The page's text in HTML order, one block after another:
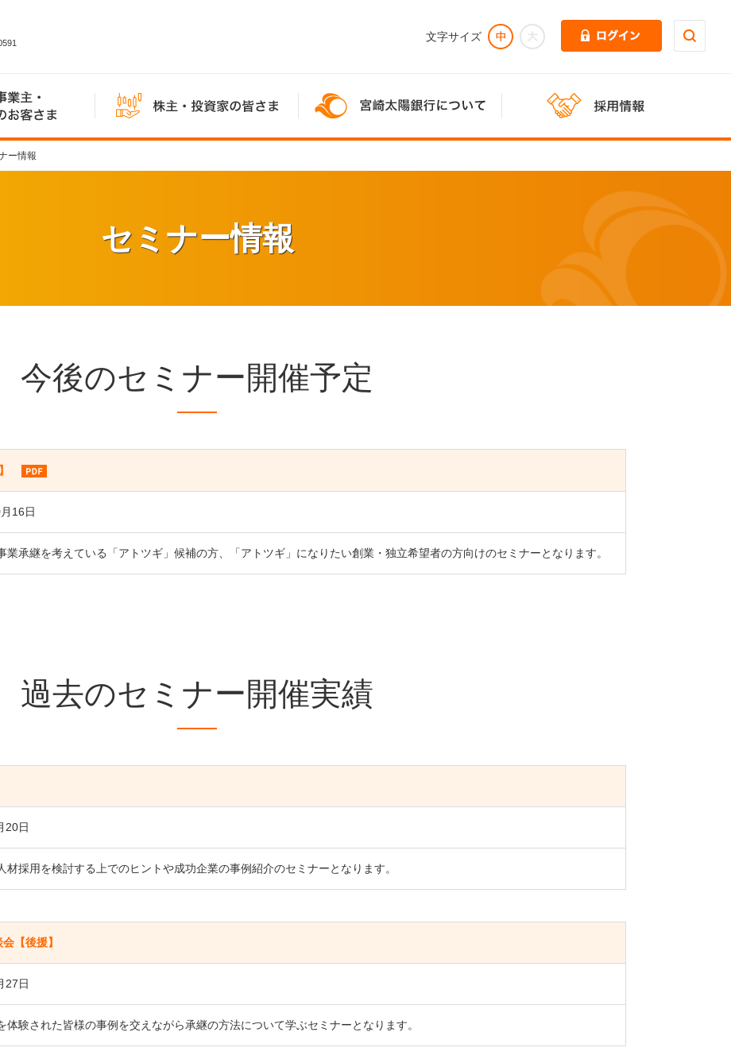
ー情報
セミナー情報
今後のセミナー開催予定
16日
業承継を考えている「アトツギ」候補の方、「アトツギ」になりたい創業・独立希望者の方向けのセミナーとなります。
過去のセミナー開催実績
20日
材採用を検討する上でのヒントや成功企業の事例紹介のセミナーとなります。
【後援】
27日
体験された皆様の事例を交えながら承継の方法について学ぶセミナーとなります。